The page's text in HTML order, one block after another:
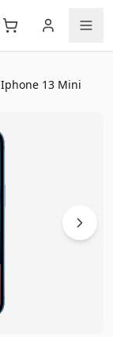
Iphone 13 Mini